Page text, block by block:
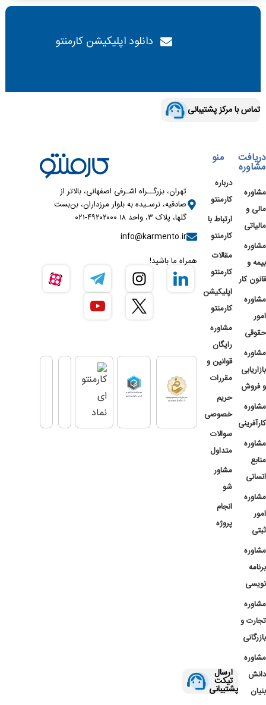
دانلود اپلیکیشن کارمنتو
تماس با مرکز پشتیبانی
دریافت
مشاوره
مشاوره
مالی و
مالیاتی
مشاوره
بیمه و
قانون کار
مشاوره
امور
حقوقی
مشاوره
بازاریابی
و فروش
مشاوره
کارآفرینی
مشاوره
منابع
انسانی
مشاوره
امور
ثبتی
مشاوره
برنامه
نویسی
مشاوره
تجارت و
بازرگانی
مشاوره
دانش
بنیان
منو
درباره
کارمنتو
ارتباط با
کارمنتو
مقالات
کارمنتو
اپلیکیشن
کارمنتو
مشاوره
رایگان
قوانین و
مقررات
حریم
خصوصی
سوالات
متداول
مشاور
شو
انجام
پروژه
ارسال
تیکت
پشتیبانی
تهران، بزرگــراه اشـرفی اصفهانی، بالاتر از
صادقیه، نرسـیده به بلوار مرزداران، بن‌بست
گلها، پلاک ۳، واحد ۱۸ ۴۹۲۰۲۰۰۰-۰۲۱
info@karmento.ir
همراه ما باشید!